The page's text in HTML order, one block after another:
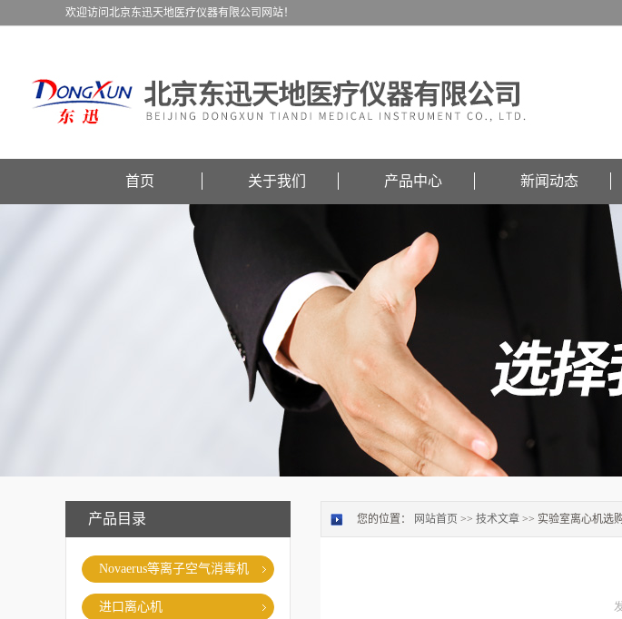
欢迎访问北京东迅天地医疗仪器有限公司网站！
首页 关于我们 产品中心 新闻动态
产品目录
Novaerus等离子空气消毒机
进口离心机
您的位置： 网站首页 >> 技术文章 >> 实验室离心机选